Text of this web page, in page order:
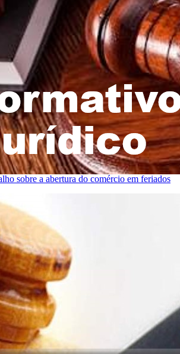
sobre a abertura do comércio em feriados